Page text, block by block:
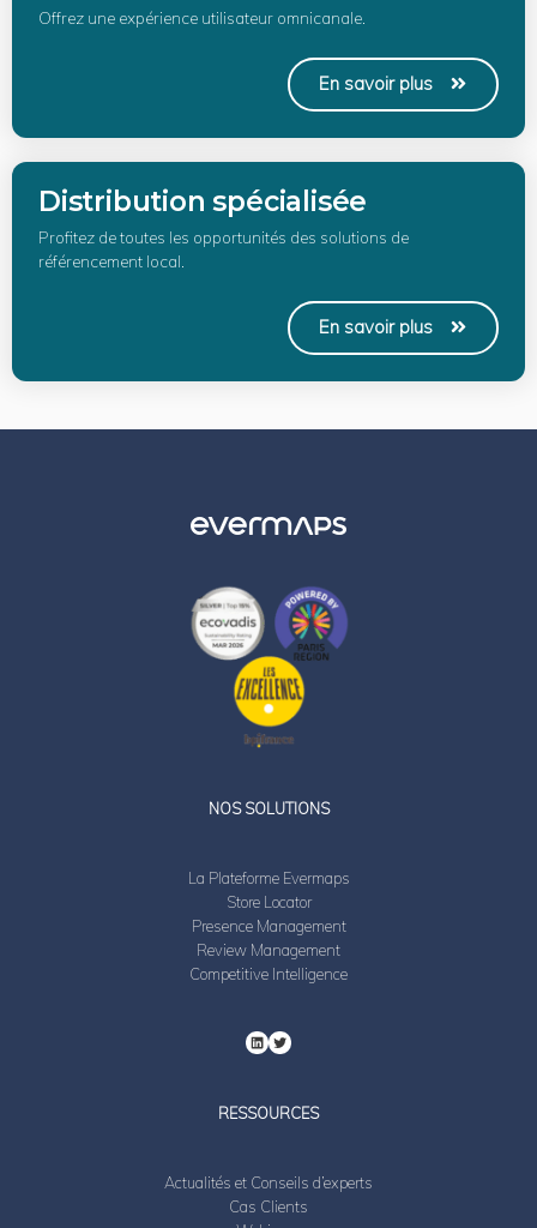
Offrez une expérience utilisateur omnicanale.
En savoir plus
Distribution spécialisée
Profitez de toutes les opportunités des solutions de
référencement local.
En savoir plus
NOS SOLUTIONS
La Plateforme Evermaps
Store Locator
Presence Management
Review Management
Competitive Intelligence
RESSOURCES
Actualités et Conseils d’experts
Cas Clients